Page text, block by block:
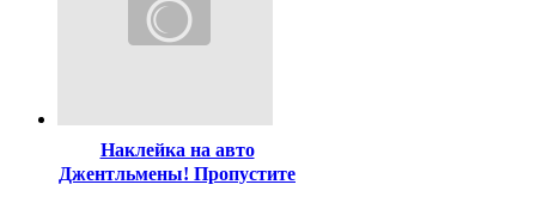
Наклейка на авто
Джентльмены! Пропустите